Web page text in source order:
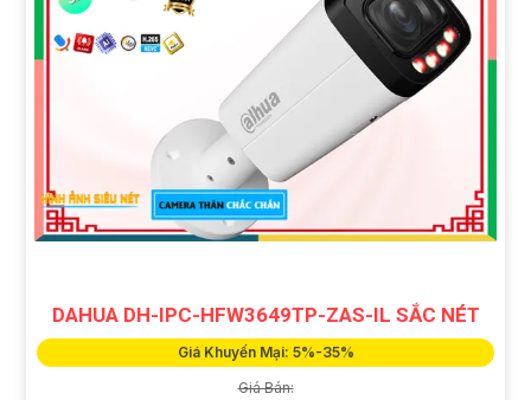
DAHUA DH-IPC-HFW3649TP-ZAS-IL SẮC NÉT
Giá Khuyến Mại: 5%-35%
Giá Bán: